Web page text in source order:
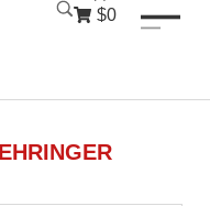
$0